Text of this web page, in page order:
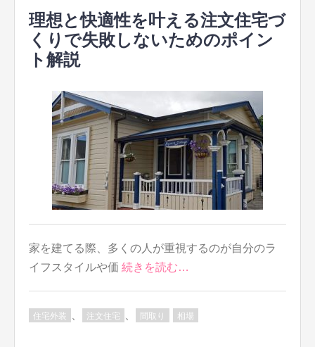
理想と快適性を叶える注文住宅づ
くりで失敗しないためのポイン
ト解説
家を建てる際、多くの人が重視するのが自分のラ
イフスタイルや価 続きを読む…
住宅外装 注文住宅 間取り 相場